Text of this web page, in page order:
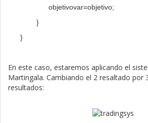
}
}
En este caso, estaremos aplicando el
Martingala. Cambiando el 2 resaltado por
resultados: